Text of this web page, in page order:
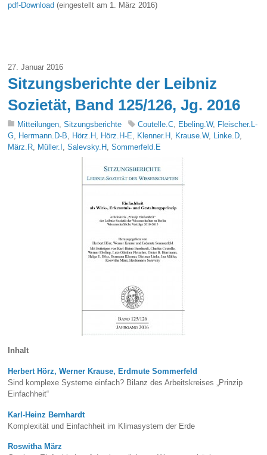
pdf-Download (eingestellt am 1. März 2016)
27. Januar 2016
Sitzungsberichte der Leibniz
Sozietät, Band 125/126, Jg. 2016
Mitteilungen ,Sitzungsberichte Coutelle.C Ebeling.W, Fleischer.L-
G
Herrmann.D-B Hörz.H Hörz.H-E Klenner.H Krause.W, Linke.D
März.R
Müller.I ,Salevsky.H ,Sommerfeld.E
Inhalt
Herbert Hörz, Werner Krause, Erdmute Sommerfeld
Sind komplexe Systeme einfach? Bilanz des Arbeitskreises „Prinzip
Einfachheit“
Karl-Heinz Bernhardt
Komplexität und Einfachheit im Klimasystem der Erde
Roswitha März